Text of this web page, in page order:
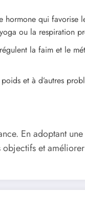
qui
ou la respiration
la faim et le
et à d’autres
En adoptant
et